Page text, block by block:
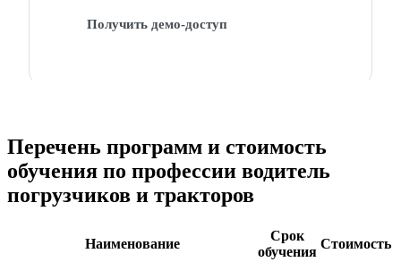
Получить демо-доступ
Перечень программ и стоимость
обучения по профессии водитель
погрузчиков и тракторов
Наименование
Срок
обучения
Стоимость